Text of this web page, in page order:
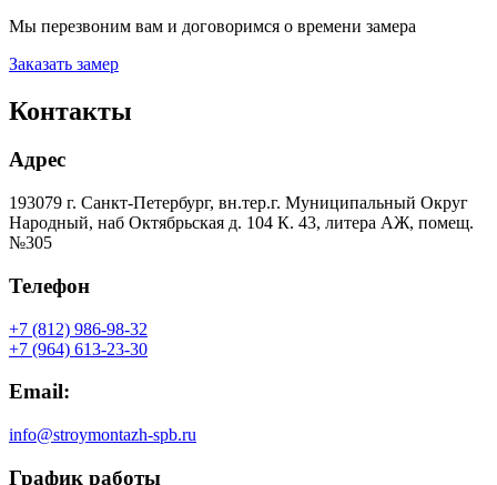
Мы перезвоним вам и договоримся о времени замера
Заказать замер
Контакты
Адрес
193079 г. Санкт-Петербург, вн.тер.г. Муниципальный Округ
Народный, наб Октябрьская д. 104 К. 43, литера АЖ, помещ.
№305
Телефон
+7 (812) 986-98-32
+7 (964) 613-23-30
Email:
info@stroymontazh-spb.ru
График работы